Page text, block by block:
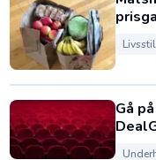
Livsstil
Gå